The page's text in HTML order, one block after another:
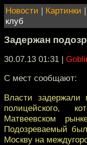
Новости | Картинки |
клуб
Задержан
30.07.13 01:31 |
С мест сообщают:
Власти задержали
полицейского,
Матвеевском
Подозреваемый
Москву на